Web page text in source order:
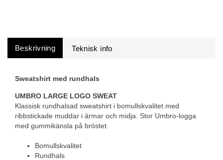
Beskrivning
Sweatshirt med rundhals
UMBRO LARGE LOGO SWEAT
Klassisk rundhalsad sweatshirt i bomullskvalitet med
ribbstickade muddar i ärmar och midja. Stor Umbro-logga
med gummikänsla på bröstet.
Bomullskvalitet
Rundhals